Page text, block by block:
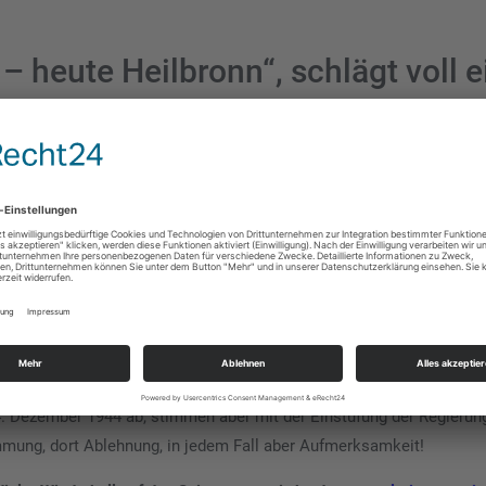
heute Heilbronn“, schlägt voll
früheren Videos und fertig war das Ding mit seiner Anlehnung
seinen rechtsextremen Spießgesellen war naheliegend.
angeklagt,
wegen mutmaßlicher Kriegsverbrechen erlassen.
so wie von Dangel dargestellt; hier konnten in wunderbarer
Linke lehnt zwar den Gedankengang eines
1944 ab, stimmen aber mit der Einstufung der
dort Ablehnung, in jedem Fall aber Aufmerksamkeit!